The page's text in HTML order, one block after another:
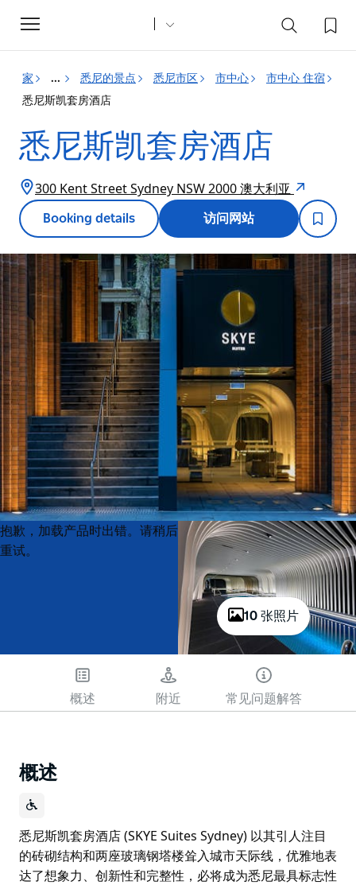
Toggle
navigation
家 ... 悉尼的景点 悉尼市区 市中心
市中心 住宿
悉尼斯凯套房酒店
悉尼斯凯套房酒店
300 Kent Street Sydney NSW 2000 澳大利亚
Booking details 访问网站
10 张照片
Product
List
Product
List
抱歉，加载产品时出错。请稍后
重试。
概述 附近 常见问题解答
概述
悉尼斯凯套房酒店 (SKYE Suites Sydney) 以其引人注目
的砖砌结构和两座玻璃钢塔楼耸入城市天际线，优雅地表
达了想象力、创新性和完整性，必将成为悉尼最具标志性